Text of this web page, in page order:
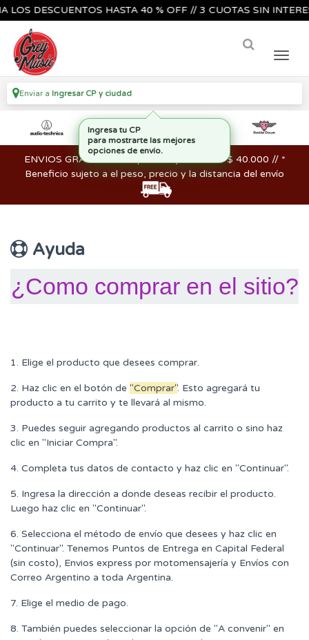
DESCUENTOS HASTA 40 % OFF // 3 CUOTAS SIN
Enviar a Ingresar CP y ciudad
ENVIOS GRATIS en compras mayores a los $ 40.000 // *
Beneficio sujeto a el peso, precio y la distancia del envío
Ayuda
¿Como comprar en el sitio?
1. Elige el producto que desees comprar.
2. Haz clic en el botón de "Comprar". Esto agregará tu
producto a tu carrito y te llevará al mismo.
3. Puedes seguir agregando productos al carrito o sino haz
clic en "Iniciar Compra".
4. Completa tus datos de contacto y haz clic en "Continuar".
5. Ingresa la dirección a donde deseas recibir el producto.
Luego haz clic en "Continuar".
6. Selecciona el método de envío que desees y haz clic en
"Continuar". Tenemos Puntos de Entrega en Capital Federal
(sin costo), Envios express por motomensajería y Envíos con
Correo Argentino a toda Argentina.
7. Elige el medio de pago.
8. También puedes seleccionar la opción de "A convenir" en
Ingresa tu CP
para mostrarte las mejores
opciones de envío.